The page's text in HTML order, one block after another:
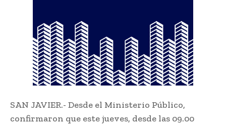
SAN JAVIER.- Desde el Ministerio Público,
confirmaron que este jueves, desde las 09.00